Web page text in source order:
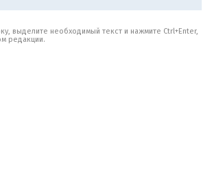
выделите необходимый текст и нажмите Ctrl+Enter,
редакции.